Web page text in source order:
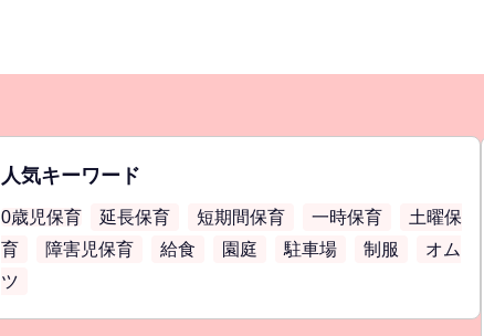
人気キーワード
0歳児保育 延長保育 短期間保育 一時保育
土曜保
育
障害児保育 給食 園庭 駐車場 制服
オム
ツ